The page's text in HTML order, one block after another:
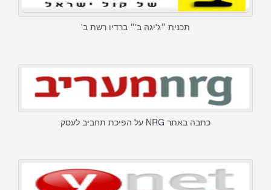
תכנית ״ג'יגה ב'״ ברדיו רשת ב'
כתבה באתר NRG על הפיכת תחביב לעסק